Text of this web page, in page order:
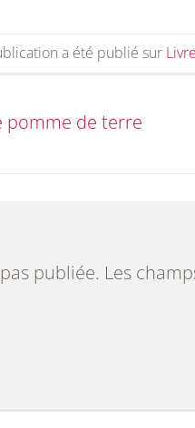
a été publié sur
pomme de terre
publiée. Les